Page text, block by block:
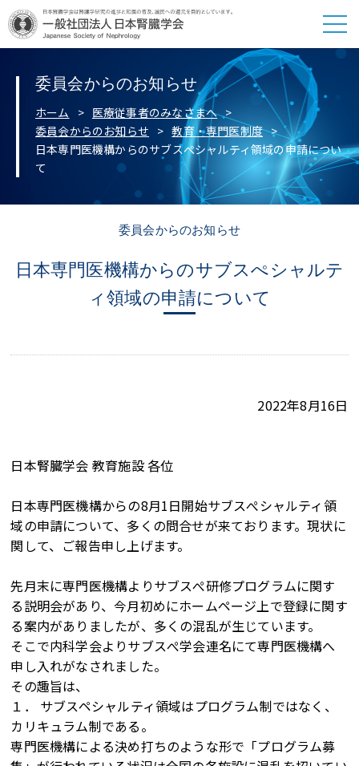
委員会からのお知らせ
ホーム
医療従事者のみなさまへ
委員会からのお知らせ
教育・専門医制度
日本専門医機構からのサブスぺシャルティ領域の申請につい
て
委員会からのお知らせ
日本専門医機構からのサブスぺシャルテ
ィ領域の申請について
2022年8月16日
日本腎臓学会 教育施設 各位
日本専門医機構からの8月1日開始サブスぺシャルティ領
域の申請について、多くの問合せが来ております。現状に
関して、ご報告申し上げます。
先月末に専門医機構よりサブスぺ研修プログラムに関す
る説明会があり、今月初めにホームページ上で登録に関す
る案内がありましたが、多くの混乱が生じています。
そこで内科学会よりサブスぺ学会連名にて専門医機構へ
申し入れがなされました。
その趣旨は、
１． サブスペシャルティ領域はプログラム制ではなく、
カリキュラム制である。
専門医機構による決め打ちのような形で「プログラム募